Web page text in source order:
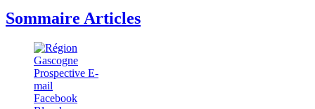
Sommaire Articles